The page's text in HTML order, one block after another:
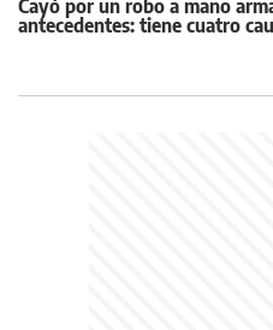
Cayó por un robo a mano
antecedentes: tiene cuatro